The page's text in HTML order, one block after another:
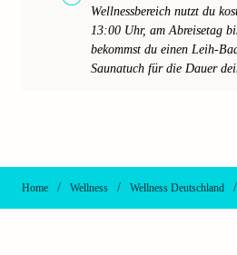
Wellnessbereich nutzt du
13:00 Uhr, am Abreisetag
bekommst du einen Leih-
Saunatuch für die Dauer
Home / Wellness / Wellness Deutschland /